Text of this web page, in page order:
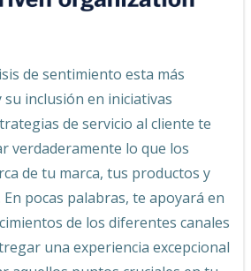
de sentimiento esta más
inclusión en iniciativas
de servicio al cliente te
verdaderamente lo que los
de tu marca, tus productos y
pocas palabras, te apoyará en
de los diferentes canales
una experiencia excepcional